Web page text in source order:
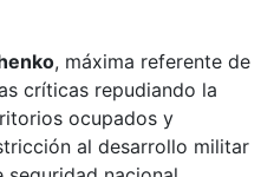
, máxima referente de
críticas repudiando la
ocupados y
al desarrollo militar